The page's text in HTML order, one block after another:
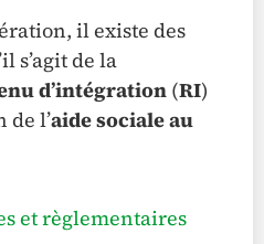
il existe des
s’agit de la
d’intégration(RI)
de l’aide sociale au
et règlementaires